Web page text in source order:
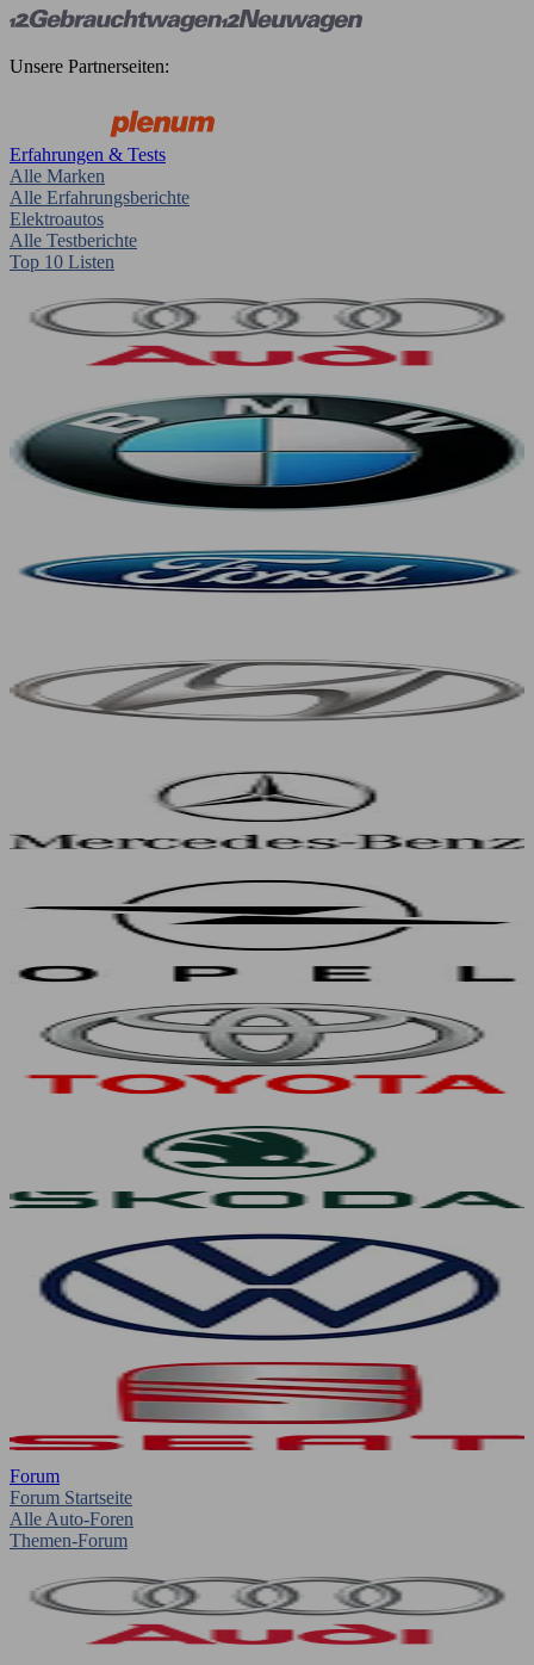
Unsere Partnerseiten:
Erfahrungen & Tests
Alle Marken
Alle Erfahrungsberichte
Elektroautos
Alle Testberichte
Top 10 Listen
Forum
Forum Startseite
Alle Auto-Foren
Themen-Forum